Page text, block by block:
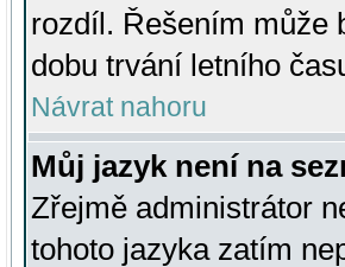
rozdíl. Řešením může
dobu trvání letního
Návrat nahoru
Můj jazyk není na
Zřejmě administrátor
tohoto jazyka zatím